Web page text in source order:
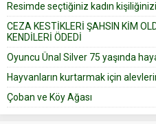
Resimde seçtiğiniz kadın
CEZA KESTİKLERİ ŞAHSIN KİM
KENDİLERİ ÖDEDİ
Oyuncu Ünal Silver 75 yaşında
Hayvanların kurtarmak için
Çoban ve Köy Ağası